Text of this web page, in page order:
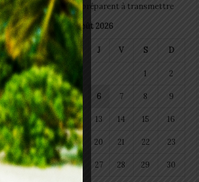
maitres-artisans se préparent à transmettre
août 2026
L M M J V S D
1 2
3 4 5 6 7 8 9
10 11 12 13 14 15 16
17 18 19 20 21 22 23
24 25 26 27 28 29 30